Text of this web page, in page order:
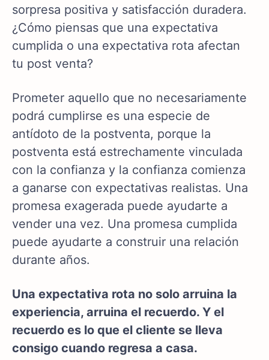
sorpresa positiva y satisfacción duradera.
¿Cómo piensas que una expectativa
cumplida o una expectativa rota afectan
tu post venta?
Prometer aquello que no necesariamente
podrá cumplirse es una especie de
antídoto de la postventa, porque la
postventa está estrechamente vinculada
con la confianza y la confianza comienza
a ganarse con expectativas realistas. Una
promesa exagerada puede ayudarte a
vender una vez. Una promesa cumplida
puede ayudarte a construir una relación
durante años.
Una expectativa rota no solo arruina la
experiencia, arruina el recuerdo. Y el
recuerdo es lo que el cliente se lleva
consigo cuando regresa a casa.